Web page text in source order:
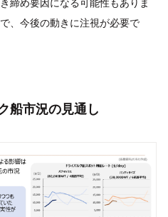
、今後の動きに注視が必要で
船市況の見通し